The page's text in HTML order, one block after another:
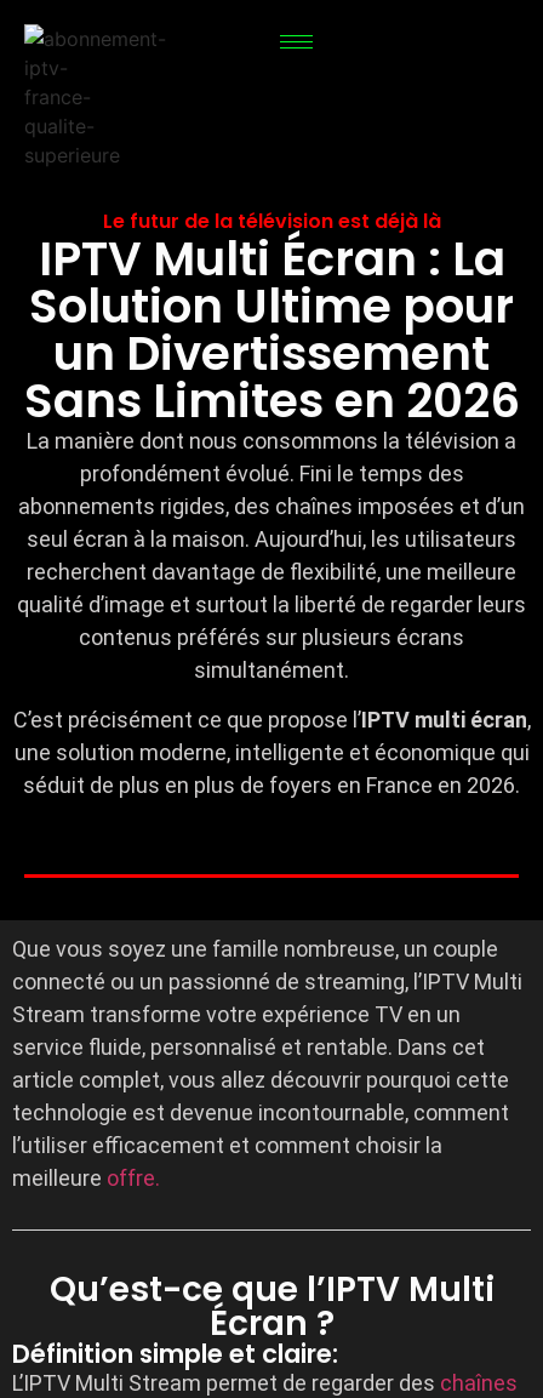
Le futur de la télévision est déjà là
IPTV Multi Écran : La
Solution Ultime pour
un Divertissement
Sans Limites en 2026
La manière dont nous consommons la télévision a
profondément évolué. Fini le temps des
abonnements rigides, des chaînes imposées et d’un
seul écran à la maison. Aujourd’hui, les utilisateurs
recherchent davantage de flexibilité, une meilleure
qualité d’image et surtout la liberté de regarder leurs
contenus préférés sur plusieurs écrans
simultanément.
C’est précisément ce que propose l’IPTV multi écran,
une solution moderne, intelligente et économique qui
séduit de plus en plus de foyers en France en 2026.
Que vous soyez une famille nombreuse, un couple
connecté ou un passionné de streaming, l’IPTV Multi
Stream transforme votre expérience TV en un
service fluide, personnalisé et rentable. Dans cet
article complet, vous allez découvrir pourquoi cette
technologie est devenue incontournable, comment
l’utiliser efficacement et comment choisir la
meilleure offre.
Qu’est-ce que l’IPTV Multi
Écran ?
Définition simple et claire:
L’IPTV Multi Stream permet de regarder des chaînes